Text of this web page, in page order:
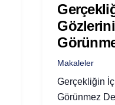
Makaleler
Gerçekliğin
Görünmez